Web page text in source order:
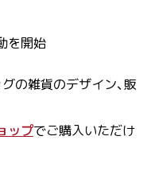
を開始
の雑貨のデザイン、販
ップでご購入いただけ